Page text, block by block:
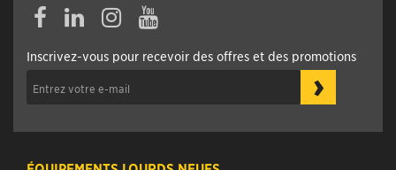
Inscrivez-vous pour recevoir des offres et des promotions
›